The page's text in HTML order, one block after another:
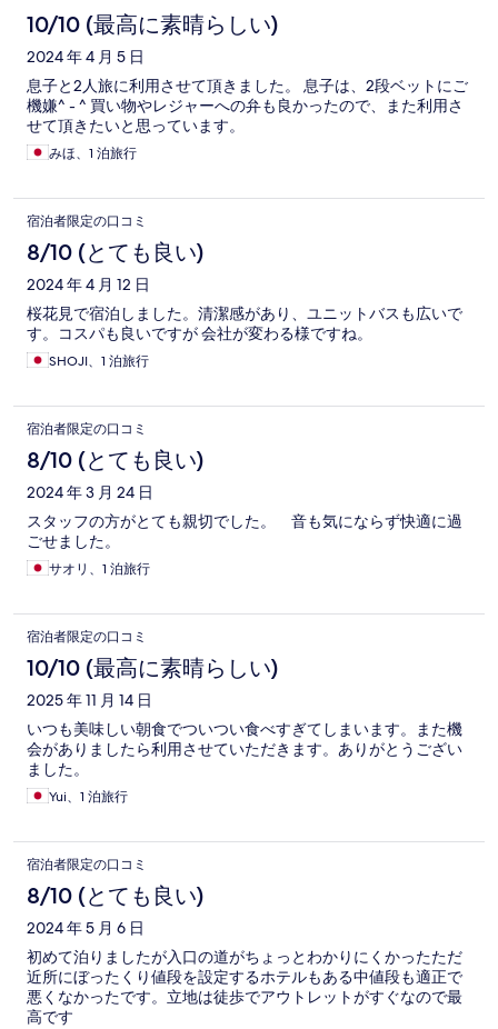
10/10 (最高に素晴らしい)
2024 年 4 月 5 日
息子と2人旅に利用させて頂きました。 息子は、2段ベットにご
機嫌^ - ^ 買い物やレジャーへの弁も良かったので、また利用さ
せて頂きたいと思っています。
みほ、1 泊旅行
宿泊者限定の口コミ
8/10 (とても良い)
2024 年 4 月 12 日
桜花見で宿泊しました。清潔感があり、ユニットバスも広いで
す。コスパも良いですが 会社が変わる様ですね。
SHOJI、1 泊旅行
宿泊者限定の口コミ
8/10 (とても良い)
2024 年 3 月 24 日
スタッフの方がとても親切でした。 音も気にならず快適に過
ごせました。
サオリ、1 泊旅行
宿泊者限定の口コミ
10/10 (最高に素晴らしい)
2025 年 11 月 14 日
いつも美味しい朝食でついつい食べすぎてしまいます。また機
会がありましたら利用させていただきます。ありがとうござい
ました。
Yui、1 泊旅行
宿泊者限定の口コミ
8/10 (とても良い)
2024 年 5 月 6 日
初めて泊りましたが入口の道がちょっとわかりにくかったただ
近所にぼったくり値段を設定するホテルもある中値段も適正で
悪くなかったです。立地は徒歩でアウトレットがすぐなので最
高です